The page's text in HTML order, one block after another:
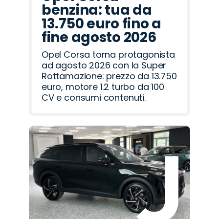
benzina: tua da
13.750 euro fino a
fine agosto 2026
Opel Corsa torna protagonista
ad agosto 2026 con la Super
Rottamazione: prezzo da 13.750
euro, motore 1.2 turbo da 100
CV e consumi contenuti.